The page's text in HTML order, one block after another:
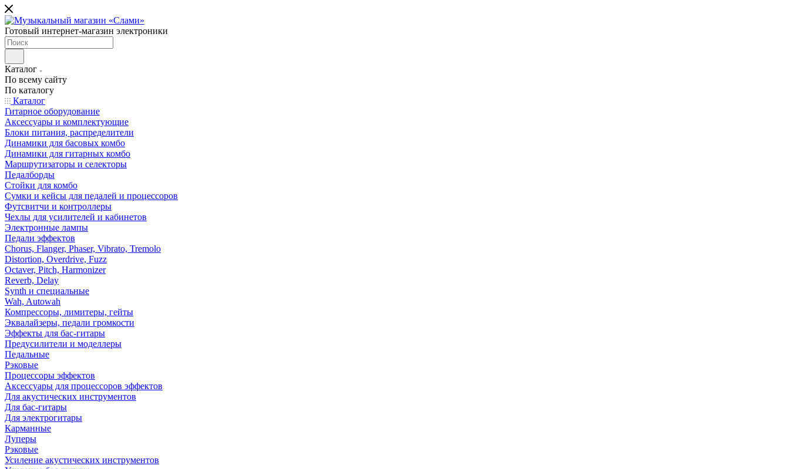
Готовый интернет-магазин электроники
Каталог
По всему сайту
По каталогу
Каталог
Гитарное оборудование
Аксессуары и комплектующие
Блоки питания, распределители
Динамики для басовых комбо
Динамики для гитарных комбо
Маршрутизаторы и селекторы
Педалборды
Стойки для комбо
Сумки и кейсы для педалей и процессоров
Футсвитчи и контроллеры
Чехлы для усилителей и кабинетов
Электронные лампы
Педали эффектов
Chorus, Flanger, Phaser, Vibrato, Tremolo
Distortion, Overdrive, Fuzz
Octaver, Pitch, Harmonizer
Reverb, Delay
Synth и специальные
Wah, Autowah
Компрессоры, лимитеры, гейты
Эквалайзеры, педали громкости
Эффекты для бас-гитары
Предусилители и моделлеры
Педальные
Рэковые
Процессоры эффектов
Аксессуары для процессоров эффектов
Для акустических инструментов
Для бас-гитары
Для электрогитары
Карманные
Луперы
Рэковые
Усиление акустических инструментов